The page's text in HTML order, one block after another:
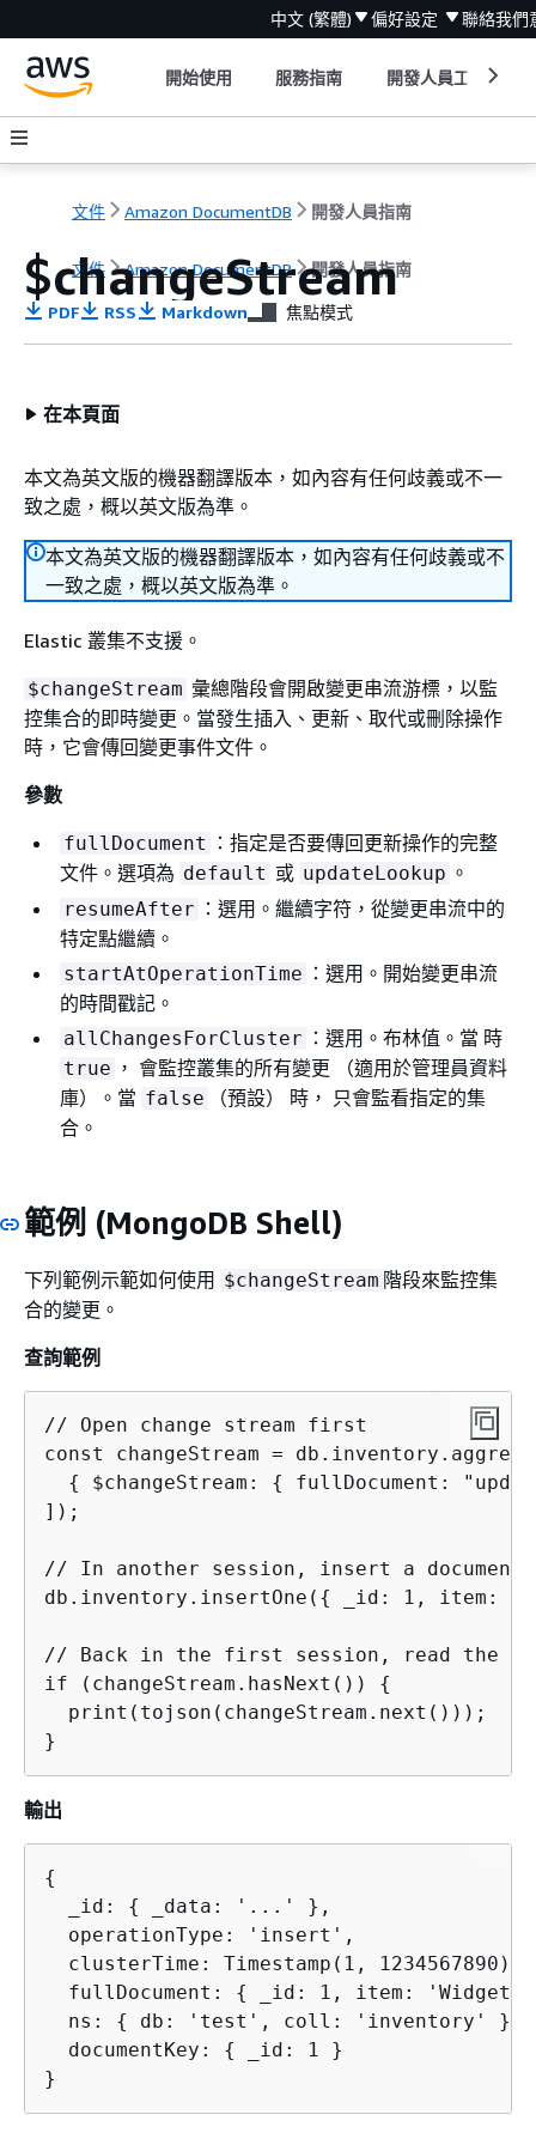
中文 (繁體) 偏好設定 聯絡我們
開始使用 服務指南 開發人員工具
文件 Amazon DocumentDB 開發人員指南
文件 Amazon DocumentDB 開發人員指南
$changeStream
PDF RSS Markdown 焦點模式
在本頁面
本文為英文版的機器翻譯版本，如內容有任何歧義或不一
致之處，概以英文版為準。
本文為英文版的機器翻譯版本，如內容有任何歧義或不
一致之處，概以英文版為準。
Elastic 叢集不支援。
$changeStream 彙總階段會開啟變更串流游標，以監
控集合的即時變更。當發生插入、更新、取代或刪除操作
時，它會傳回變更事件文件。
參數
fullDocument
：指定是否要傳回更新操作的完整
文件。選項為 default 或 updateLookup 。
resumeAfter ：選用。繼續字符，從變更串流中的
特定點繼續。
startAtOperationTime ：選用。開始變更串流
的時間戳記。
allChangesForCluster ：選用。布林值。當 時
true ， 會監控叢集的所有變更 （適用於管理員資料
庫）。當 false
（預設） 時， 只會監看指定的集
合。
範例 (MongoDB Shell)
下列範例示範如何使用 $changeStream 階段來監控集
合的變更。
查詢範例
// Open change stream first
const changeStream =
{
$changeStream: {
fullDocument:
]);
// In another session, insert a document
db.inventory.insertOne( { _id: 1, item:
// Back in the first session, read the
if (changeStream.hasNext()) {
  print(tojson(changeStream.next()));
}
輸出
{
  _id:
{
_data: '...' },
  operationType: 'insert',
  clusterTime: Timestamp(1, 1234567890),
  fullDocument:
{
_id: 1, item:
  ns:
{
db: 'test', coll: 'inventory' },
  documentKey:
{
_id: 1 }
}